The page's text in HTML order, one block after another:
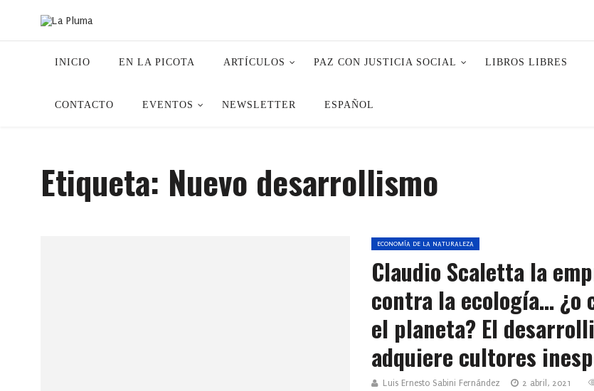
INICIO EN LA PICOTA ARTÍCULOS PAZ CON JUSTICIA SOCIAL LIBROS LIBRES
CONTACTO EVENTOS NEWSLETTER ESPAÑOL
Etiqueta: Nuevo desarrollismo
ECONOMÍA DE LA NATURALEZA
Claudio Scaletta la
contra la ecología… ¿o
el planeta? El
adquiere cultores
Luis Ernesto Sabini Fernández 2 abril, 2021